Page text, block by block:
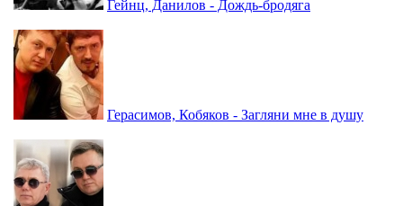
Гейнц, Данилов - Дождь-бродяга
Герасимов, Кобяков - Загляни мне в душу